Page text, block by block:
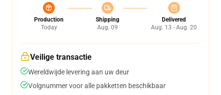
Production
Today
Shipping
Aug. 09
Delivered
Aug. 13 - Aug. 20
Veilige transactie
Wereldwijde levering aan uw deur
Volgnummer voor alle pakketten beschikbaar